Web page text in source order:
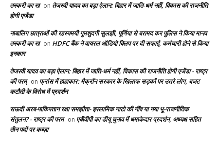
तस्करी का ख on तेजस्वी यादव का बड़ा ऐलान: बिहार में जाति-धर्म नहीं, विकास की राजनीति
होगी एजेंडा
नाबालिग छात्राओं की रहस्यमयी गुमशुदगी सुलझी, पूर्णिया से बरामद कर पुलिस ने किया मानव
तस्करी का ख on HDFC बैंक ने वायरल ऑडियो क्लिप पर दी सफाई, कर्मचारी होने से किया
इनकार
तेजस्वी यादव का बड़ा ऐलान: बिहार में जाति-धर्म नहीं, विकास की राजनीति होगी एजेंडा - राष्ट्र
की परम् on फ्रांस में हाहाकार: मैक्रॉन सरकार के खिलाफ सड़कों पर उतरे लोग, बजट
कटौती के विरोध में प्रदर्शन
सऊदी अरब-पाकिस्तान रक्षा समझौता- इस्लामिक नाटो की नींव या नया भू-राजनीतिक
संतुलन? - राष्ट्र की परम on एबीवीपी का डीयू चुनाव में धमाकेदार प्रदर्शन, अध्यक्ष सहित
तीन पदों पर कब्ज़ा